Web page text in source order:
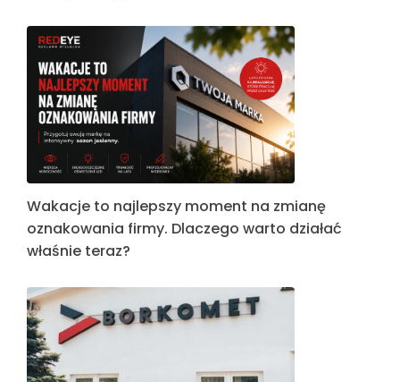
Wakacje to najlepszy moment na zmianę
oznakowania firmy. Dlaczego warto działać
właśnie teraz?